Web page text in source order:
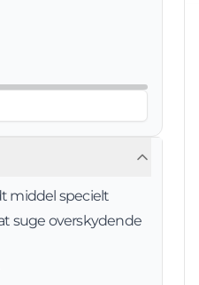
middel specielt
suge overskydende